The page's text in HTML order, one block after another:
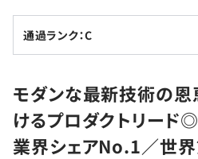
転職成功ガイド
転職エージェント
インタビュー
転職成功ガイド
新卒就活
求人検索
本選考
学習
通過ランク：C
モダンな最新技術の
けるプロダクトリード
業界シェアNo.1／世界